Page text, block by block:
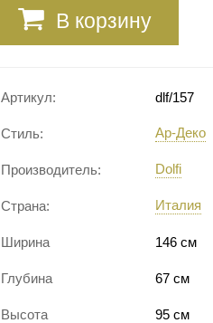
В корзину
Артикул: dlf/157
Стиль: Ар-Деко
Производитель: Dolfi
Страна: Италия
Ширина 146 см
Глубина 67 см
Высота 95 см